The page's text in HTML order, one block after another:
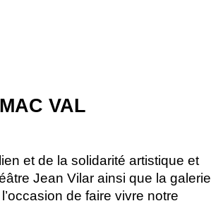
MAC VAL
et de la solidarité artistique et
Jean Vilar ainsi que la galerie
de faire vivre notre